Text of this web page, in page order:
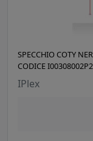
SPECCHIO COTY
CODICE
IPlex